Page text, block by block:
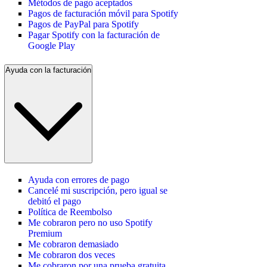
Métodos de pago aceptados
Pagos de facturación móvil para Spotify
Pagos de PayPal para Spotify
Pagar Spotify con la facturación de
Google Play
Ayuda con la facturación
Ayuda con errores de pago
Cancelé mi suscripción, pero igual se
debitó el pago
Política de Reembolso
Me cobraron pero no uso Spotify
Premium
Me cobraron demasiado
Me cobraron dos veces